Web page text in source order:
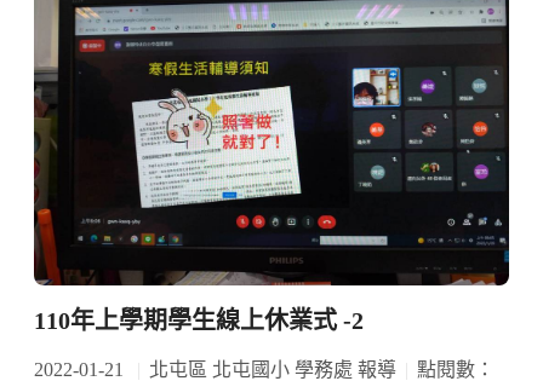
110年上學期學生線上休業式 -2
2022-01-21 北屯區 北屯國小 學務處 報導
點閱數：